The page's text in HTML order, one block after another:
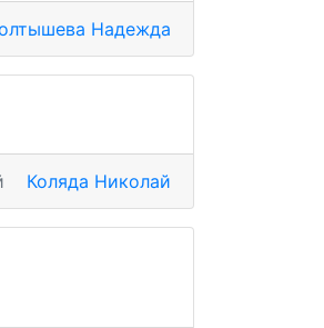
Надежда
Коляда Николай